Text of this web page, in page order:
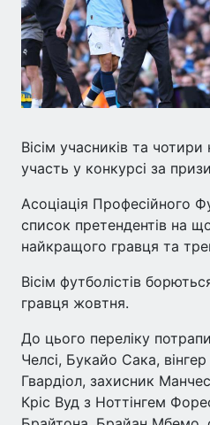
Вісім учасників та
участь у конкурсі за
Асоціація Професійного
список претендентів на
найкращого гравця та
Вісім футболістів
гравця жовтня.
До цього переліку
Челсі, Букайо Сака,
Гвардіол, захисник
Кріс Вуд з Ноттінгем